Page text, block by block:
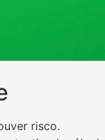
risco.